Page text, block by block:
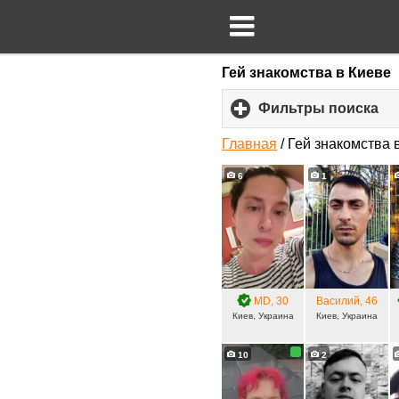
Гей знакомства в Киеве
Фильтры поиска
to
Главная / Гей знакомства
6
MD , 30
Киев, Украина
1
Василий , 46
Киев, Украина
10 2